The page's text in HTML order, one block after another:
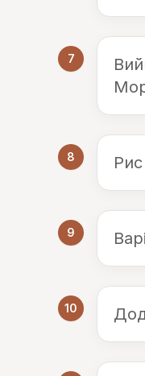
7
8
9
10